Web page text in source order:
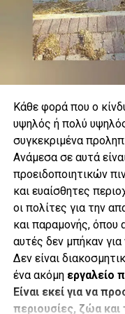
Κάθε υδροβόλο έχει
.
.
.
Κάθε φορά που ο
υψηλός ή πολύ
συγκεκριμένα
Ανάμεσα σε αυτά
προειδοποιητικών
και ευαίσθητες
οι πολίτες για την
και παραμονής, όπου
αυτές δεν μπήκαν
Δεν είναι
ένα ακόμηεργαλείο
Είναι εκεί για να
περιουσίες, ζώα